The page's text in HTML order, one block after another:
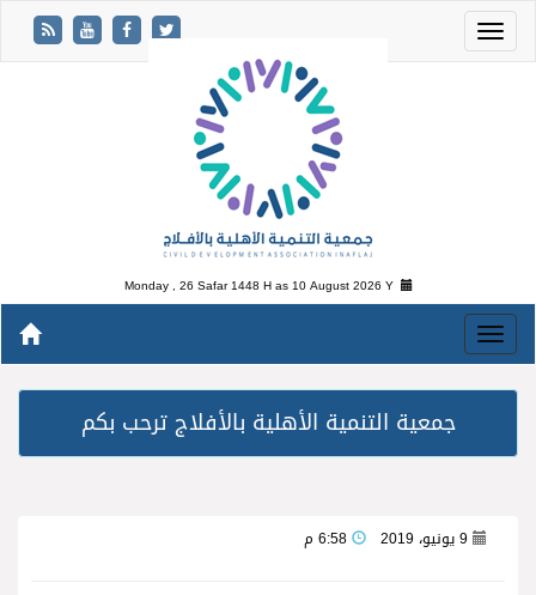
Monday , 26 Safar 1448 H as10 August 2026 Y
جمعية التنمية الأهلية بالأفلاج ترحب بكم
9 يونيو، 2019